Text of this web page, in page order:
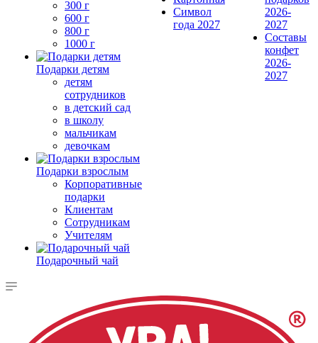
300 г
600 г
800 г
1000 г
Подарки детям
детям
сотрудников
в детский сад
в школу
мальчикам
девочкам
Подарки взрослым
Корпоративные
подарки
Клиентам
Сотрудникам
Учителям
Подарочный чай
Символ
года 2027
2026-
2027
Составы
конфет
2026-
2027